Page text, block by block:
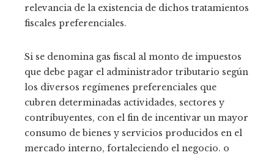
relevancia de la existencia de dichos tratamientos
fiscales preferenciales.
Si se denomina gas fiscal al monto de impuestos
que debe pagar el administrador tributario según
los diversos regímenes preferenciales que
cubren determinadas actividades, sectores y
contribuyentes, con el fin de incentivar un mayor
consumo de bienes y servicios producidos en el
mercado interno, fortaleciendo el negocio. o